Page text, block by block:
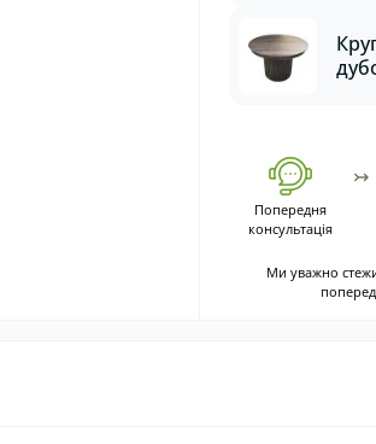
Попередня
консультація
↣
Ми уважно